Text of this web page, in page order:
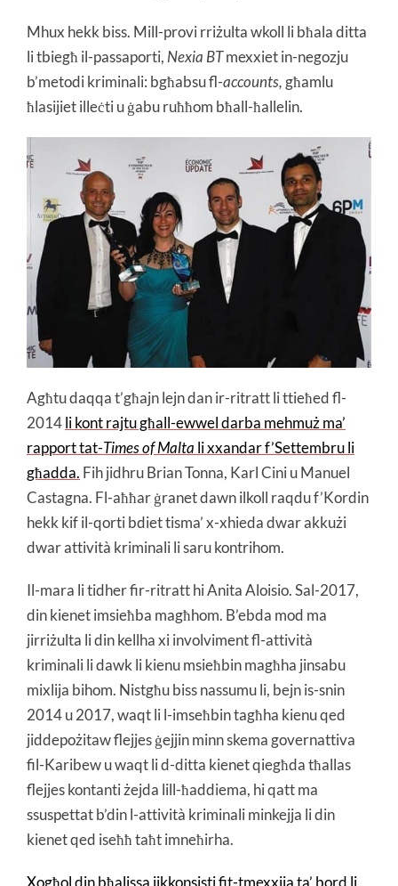
Mhux hekk biss. Mill-provi rriżulta wkoll li bħala ditta
li tbiegħ il-passaporti, Nexia BTmexxiet in-negozju
b’metodi kriminali: bgħabsu fl-accounts, għamlu
ħlasijiet illeċti u ġabu ruħħom bħall-ħallelin.
Agħtu daqqa t’għajn lejn dan ir-ritratt li ttieħed fl-
2014li kont rajtu għall-ewwel darba mehmuż ma’
rapport tat-Times of Malta li xxandar f’Settembru li
għadda. Fih jidhru Brian Tonna, Karl Cini u Manuel
Castagna. Fl-aħħar ġranet dawn ilkoll raqdu f’Kordin
hekk kif il-qorti bdiet tisma’ x-xhieda dwar akkużi
dwar attività kriminali li saru kontrihom.
Il-mara li tidher fir-ritratt hi Anita Aloisio. Sal-2017,
din kienet imsieħba magħhom. B’ebda mod ma
jirriżulta li din kellha xi involviment fl-attività
kriminali li dawk li kienu msieħbin magħha jinsabu
mixlija bihom. Nistgħu biss nassumu li, bejn is-snin
2014 u 2017, waqt li l-imseħbin tagħha kienu qed
jiddepożitaw flejjes ġejjin minn skema governattiva
fil-Karibew u waqt li d-ditta kienet qiegħda tħallas
flejjes kontanti żejda lill-ħaddiema, hi qatt ma
ssuspettat b’din l-attività kriminali minkejja li din
kienet qed iseħħ taħt imneħirha.
Xogħol din bħalissa jikkonsisti fit-tmexxija ta’ bord li